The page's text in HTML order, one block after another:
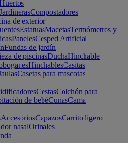
Huertos
JardinerasCompostadores
de exterior
EstatuasMacetasTermómetros y
PanelesCesped Artificial
Fundas de jardín
de piscinasDuchaHinchable
HinchablesCasitas
Casetas para mascotas
CestasColchón para
de bebéCunasCama
AccesoriosCapazosCarrito ligero
nasalOrinales